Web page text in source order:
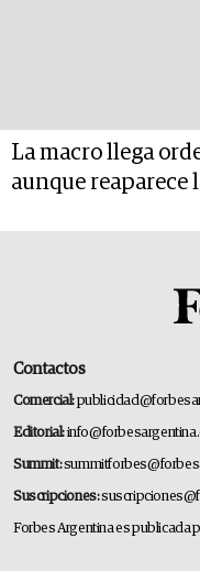
La macro llega
aunque reaparece
Contactos
Comercial:
Editorial:
Summit:
Suscripciones:
Forbes Argentina es publicada